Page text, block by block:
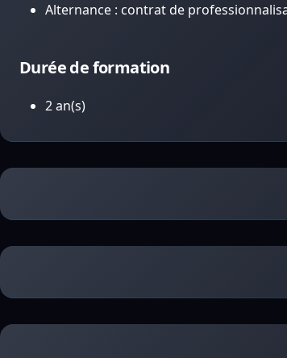
Alternance : contrat de
Durée de formation
2 an(s)